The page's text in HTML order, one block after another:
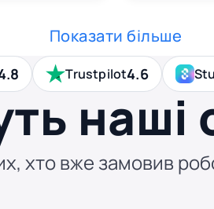
Показати більше
Trustpilot4.6
наші
хто вже замовив